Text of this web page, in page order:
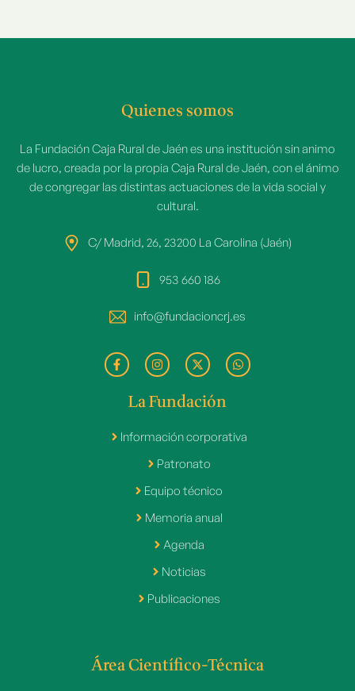
Quienes somos
La Fundación Caja Rural de Jaén es una institución sin animo
de lucro, creada por la propia Caja Rural de Jaén, con el ánimo
de congregar las distintas actuaciones de la vida social y
cultural.
C/ Madrid, 26, 23200 La Carolina (Jaén)
953 660 186
info@fundacioncrj.es
La Fundación
Información corporativa
Patronato
Equipo técnico
Memoria anual
Agenda
Noticias
Publicaciones
Área Científico-Técnica